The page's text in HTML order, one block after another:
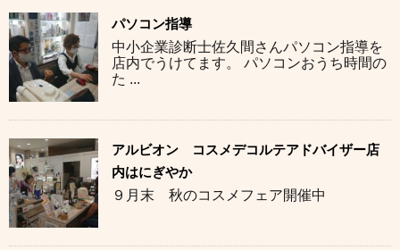
パソコン指導
中小企業診断士佐久間さんパソコン指導を
店内でうけてます。 パソコンおうち時間の
た ...
アルビオン コスメデコルテアドバイザー店
内はにぎやか
９月末 秋のコスメフェア開催中